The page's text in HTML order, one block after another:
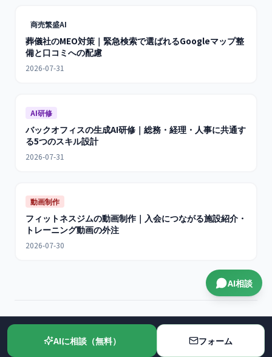
商売繁盛AI
葬儀社のMEO対策｜緊急検索で選ばれるGoogleマップ整
備と口コミへの配慮
2026-07-31
AI研修
バックオフィスの生成AI研修｜総務・経理・人事に共通す
る5つのスキル設計
2026-07-31
動画制作
フィットネスジムの動画制作｜入会につながる施設紹介・
トレーニング動画の外注
2026-07-30
関連サービス
AIに相談（無料） フォーム
AI相談